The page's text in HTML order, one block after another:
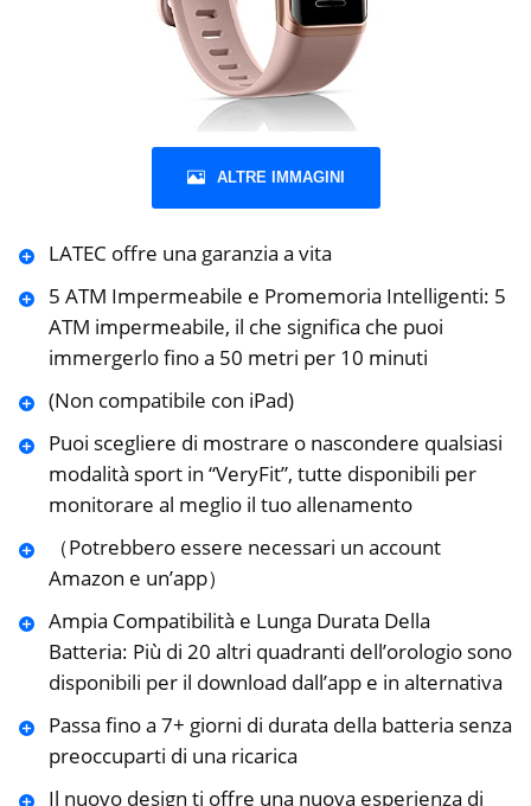
ALTRE IMMAGINI
LATEC offre una garanzia a vita
5 ATM Impermeabile e Promemoria Intelligenti: 5
ATM impermeabile, il che significa che puoi
immergerlo fino a 50 metri per 10 minuti
(Non compatibile con iPad)
Puoi scegliere di mostrare o nascondere qualsiasi
modalità sport in “VeryFit”, tutte disponibili per
monitorare al meglio il tuo allenamento
（Potrebbero essere necessari un account
Amazon e un’app）
Ampia Compatibilità e Lunga Durata Della
Batteria: Più di 20 altri quadranti dell’orologio sono
disponibili per il download dall’app e in alternativa
Passa fino a 7+ giorni di durata della batteria senza
preoccuparti di una ricarica
Il nuovo design ti offre una nuova esperienza di